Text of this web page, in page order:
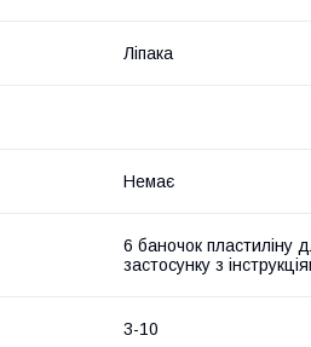
Ліпака
Немає
6 баночок пластиліну
застосунку з
3-10